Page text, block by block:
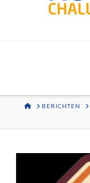
HOMEBERICHTEN